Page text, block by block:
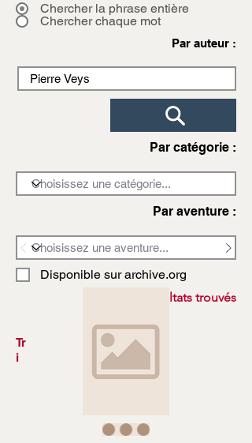
Chercher la phrase entière
Chercher chaque mot
Par auteur :
Par catégorie :
Par aventure :
Disponible sur archive.org
3972 résultats trouvés
Tr
i